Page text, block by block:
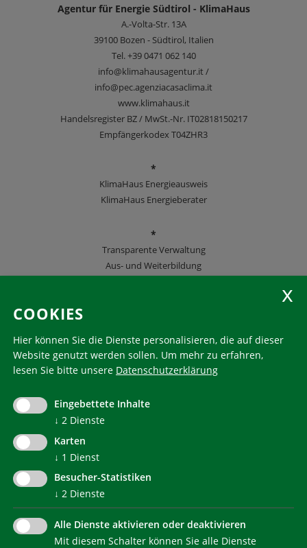
Agentur für Energie Südtirol - KlimaHaus
A.-Volta-Str. 13A
39100 Bozen - Südtirol, Italien
Tel.+39 0471 062 140
info@klimahausagentur.it /
info@pec.agenziacasaclima.it
www.klimahaus.it
Handelsregister BZ / MwSt.-Nr. IT02818150217
Empfängerkodex T04ZHR3
*
KlimaHaus Energieausweis
KlimaHaus Energieberater
*
Transparente Verwaltung
Aus- und Weiterbildung
KlimaHaus ist eine eingetragene Marke. Die Nutzung muss
communication@klimahausagentur.it
© 2022 Agentur für Energie Südtirol - KlimaHaus
NEWSLETTER
COOKIES
Hier können Sie die Dienste personalisieren, die auf dieser
Website genutzt werden sollen. Um mehr zu erfahren,
lesen Sie bitte unsere Datenschutzerklärung
Eingebettete Inhalte
↓ 2 Dienste
Karten
↓ 1 Dienst
Besucher-Statistiken
↓ 2 Dienste
Alle Dienste aktivieren oder deaktivieren
Mit diesem Schalter können Sie alle Dienste